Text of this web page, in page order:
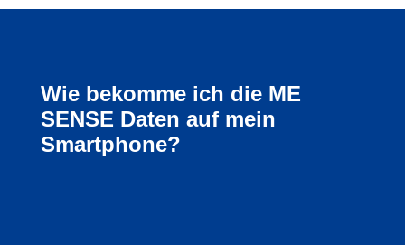
Wie bekomme ich die ME
SENSE Daten auf mein
Smartphone?